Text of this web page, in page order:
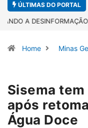
ÚLTIMAS DO PORTAL
“A memória é mais forte
Home Minas
Sisema
após
Água Doce